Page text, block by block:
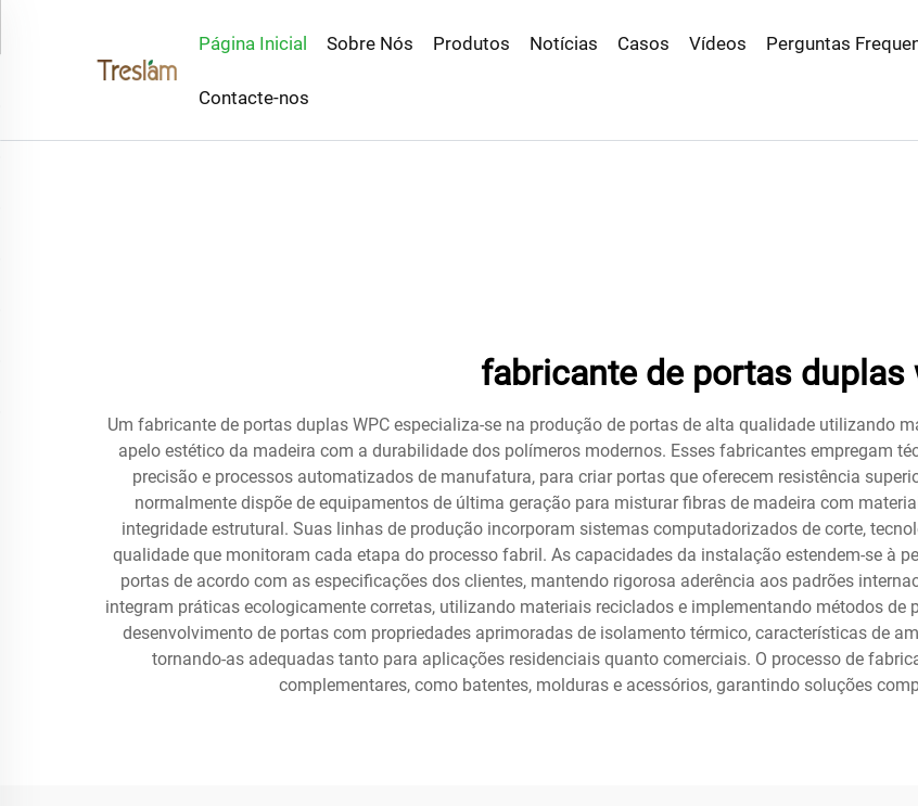
Página Inicial Sobre Nós Produtos Notícias Casos Vídeos Perguntas
Contacte-nos
fabricante de portas duplas
Um fabricante de portas duplas WPC especializa-se na produção de portas de alta qualidade utilizando
apelo estético da madeira com a durabilidade dos polímeros modernos. Esses fabricantes empregam
precisão e processos automatizados de manufatura, para criar portas que oferecem resistência
normalmente dispõe de equipamentos de última geração para misturar fibras de madeira com
integridade estrutural. Suas linhas de produção incorporam sistemas computadorizados de corte,
qualidade que monitoram cada etapa do processo fabril. As capacidades da instalação estendem-se à
portas de acordo com as especificações dos clientes, mantendo rigorosa aderência aos padrões
integram práticas ecologicamente corretas, utilizando materiais reciclados e implementando métodos de
desenvolvimento de portas com propriedades aprimoradas de isolamento térmico, características de
tornando-as adequadas tanto para aplicações residenciais quanto comerciais. O processo de
complementares, como batentes, molduras e acessórios, garantindo soluções